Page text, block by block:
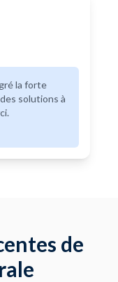
la forte
solutions à
de